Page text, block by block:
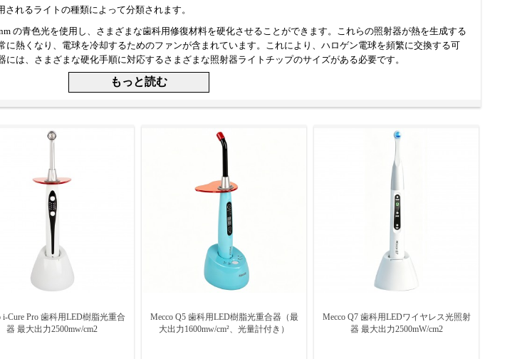
れるライトの種類によって分類されます。
の青色光を使用し、さまざまな歯科用修復材料を硬化させることができます。これらの照射器が熱を生成する
に熱くなり、電球を冷却するためのファンが含まれています。これにより、ハロゲン電球を頻繁に交換する可
は、さまざまな硬化手順に対応するさまざまな照射器ライトチップのサイズがある必要です。
の硬化効率が高く、歯科手術で最も一般的に使用されている装置の 1 つです。LED光照射器は、ハロゲン光照
計、光量アップ、低発熱などのメリットがあります。さまざまな時間設定、ハンドルスタイル、および硬化の
重合照射器は、最も一般的な修復材料を硬化できる波長を使用します。一部のLED光照射器には、歯科光度計
射器 (PAC) とも呼ばれます。樹脂および複合材料の硬化、および歯の漂白に使用されます。ほとんどの歯科用
ップ、漂白モードなど、いくつかの異なるライトモードがあります。通常、硬化は 5 秒未満で完了します。 高
す。
ことは何ですか?
る際に考慮すべき多くのオプションがありますが、優先する修復材料と互換性のある波長の光重合用光照射器
修復材料の光開始剤の波長と光重合照射器の波長を必ず一致させてください。光照射器の波長を選択したら、
のスタイルも考慮する必要があります。レンズ付き光重合用光照射器は、通常の照射器ライトチップよりも高
価格が高くなります。もう1つの考慮事項は、光照射器本体のスタイルです。ピストル グリップとワンドスタイ
やすいように、手に快適で扱いやすい光照射器を選択する必要があります。
i-Cure Pro 歯科用LED樹脂光重合
器 最大出力2500mw/cm2
Mecco Q5 歯科用LED樹脂光重合器（最
大出力1600mw/cm²、光量計付き）
Mecco Q7 歯科用LEDワイヤレス光照射
器 最大出力2500mW/cm2